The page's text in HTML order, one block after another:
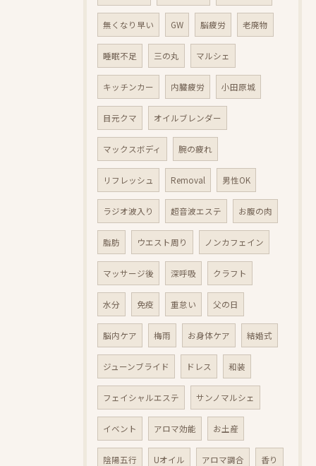
無くなり早い GW 脳疲労 老廃物
睡眠不足 三の丸 マルシェ
キッチンカー 内臓疲労 小田原城
目元クマ オイルブレンダー
マックスボディ 腕の疲れ
リフレッシュ Removal 男性OK
ラジオ波入り 超音波エステ お腹の肉
脂肪 ウエスト周り ノンカフェイン
マッサージ後 深呼吸 クラフト
水分 免疫 重怠い 父の日
脳内ケア 梅雨 お身体ケア 結婚式
ジューンブライド ドレス 和装
フェイシャルエステ サンノマルシェ
イベント アロマ効能 お土産
陰陽五行 Uオイル アロマ調合 香り